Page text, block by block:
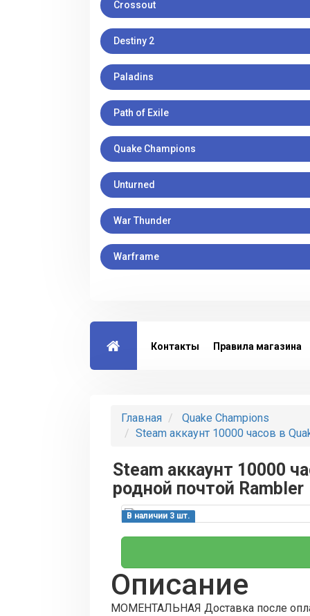
Crossout
Destiny 2
Paladins
Path of Exile
Quake Champions
Unturned
War Thunder
Warframe
Контакты Правила магазина
Главная
Quake Champions
Steam аккаунт 10000 часов в
Steam аккаунт 10000
родной почтой Rambler
В наличии 3 шт.
Описание
МОМЕНТАЛЬНАЯ Доставка после